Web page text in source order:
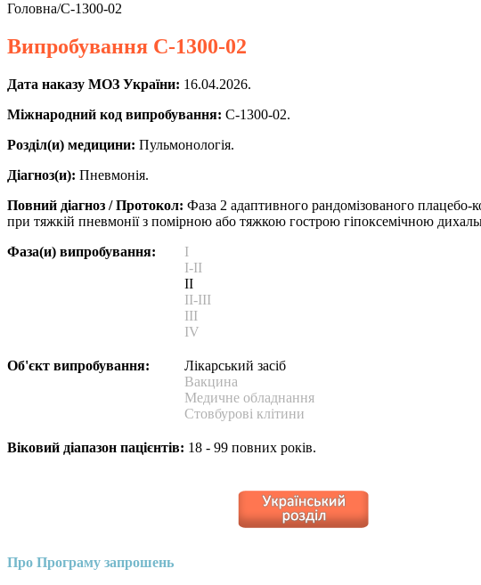
Головна/C-1300-02
Випробування C-1300-02
Дата наказу МОЗ України: 16.04.2026.
Міжнародний код випробування: C-1300-02.
Розділ(и) медицини: Пульмонологія.
Діагноз(и): Пневмонія.
Повний діагноз / Протокол: Фаза 2 адаптивного рандомізованого плацебо-
при тяжкій пневмонії з помірною або тяжкою гострою гіпоксемічною
Фаза(и) випробування:
I
I-II
II
II-III
III
IV
Об'єкт випробування:
Лікарський засіб
Вакцина
Медичне обладнання
Стовбурові клітини
Віковий діапазон пацієнтів: 18 - 99 повних років.
Про Програму запрошень